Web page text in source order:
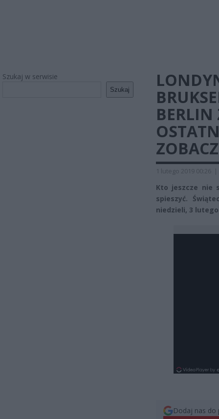
Szukaj w serwisie
Szukaj
BERLIN
1 lutego 2019 00:26 |
Kto jeszcze nie
spieszyć.
niedzieli, 3
Dodaj nas do